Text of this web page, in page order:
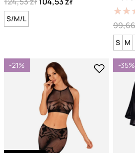
S/M/L
★★
★★
S M
-21% -35%